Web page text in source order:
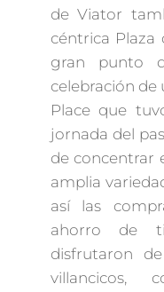
de Viator
céntrica Plaza
gran punto
celebración
Place que
jornada del
de concentrar
amplia
así las
ahorro de
disfrutaron
villancicos,